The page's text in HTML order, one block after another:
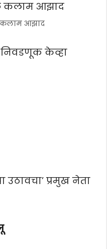
कलाम आझाद
निवडणूक केव्हा
उठावचा’ प्रमुख नेता